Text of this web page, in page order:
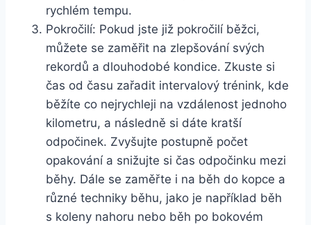
rychlém tempu.
Pokročilí: Pokud jste již pokročilí běžci,
můžete se zaměřit na zlepšování svých
rekordů a dlouhodobé kondice. Zkuste si
čas od času zařadit intervalový trénink, kde
běžíte co nejrychleji na vzdálenost jednoho
kilometru, a následně si dáte kratší
odpočinek. Zvyšujte postupně počet
opakování a snižujte si čas odpočinku mezi
běhy. Dále se zaměřte i na běh do kopce a
různé techniky běhu, jako je například běh
s koleny nahoru nebo běh po bokovém